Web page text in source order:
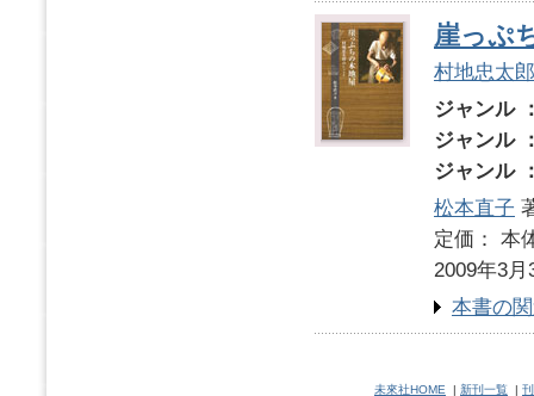
崖っぷ
村地忠太
ジャンル
ジャンル
ジャンル
松本直子
定価：
2009年3月
本書の
未來社HOME | 新刊一覧 |